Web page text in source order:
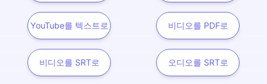
YouTube를 텍스트로 비디오를 PDF로
비디오를 SRT로 오디오를 SRT로